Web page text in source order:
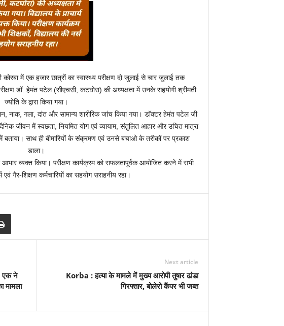
कोरबा में एक हजार छात्रों का स्वास्थ्य परीक्षण दो जुलाई से चार जुलाई तक
डॉ. हेमंत पटेल (सीएचसी, कटघोरा) की अध्यक्षता में उनके सहयोगी श्रीमती
ज्योति के द्वारा किया गया।
नाक, गला, दांत और सामान्य शारीरिक जांच किया गया। डॉक्टर हेमंत पटेल जी
जीवन में स्वछता, नियमित योग एवं व्यायाम, संतुलित आहार और उचित मात्रा
साथ ही बीमारियों के संक्रमण एवं उनसे बचाओ के तरीकों पर प्रकाश
डाला।
आभार व्यक्त किया। परीक्षण कार्यक्रम को सफलतापूर्वक आयोजित करने में सभी
एवं गैर-शिक्षण कर्मचारियों का सहयोग सराहनीय रहा।
एक ने
मामला
Next article
Korba : हत्या के मामले में मुख्य आरोपी तुषार ढांडा
गिरफ्तार, बोलेरो कैंपर भी जब्त